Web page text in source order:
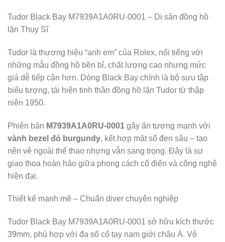
Tudor Black Bay M7939A1A0RU-0001 – Di sản đồng hồ
lặn Thụy Sĩ
Tudor là thương hiệu “anh em” của Rolex, nổi tiếng với
những mẫu đồng hồ bền bỉ, chất lượng cao nhưng mức
giá dễ tiếp cận hơn. Dòng Black Bay chính là bộ sưu tập
biểu tượng, tái hiện tinh thần đồng hồ lặn Tudor từ thập
niên 1950.
Phiên bản M7939A1A0RU-0001 gây ấn tượng mạnh với
vành bezel đỏ burgundy, kết hợp mặt số đen sâu – tạo
nên vẻ ngoài thể thao nhưng vẫn sang trọng. Đây là sự
giao thoa hoàn hảo giữa phong cách cổ điển và công nghệ
hiện đại.
Thiết kế mạnh mẽ – Chuẩn diver chuyên nghiệp
Tudor Black Bay M7939A1A0RU-0001 sở hữu kích thước
39mm, phù hợp với đa số cổ tay nam giới châu Á. Vỏ